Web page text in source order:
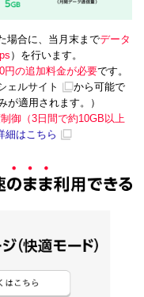
場合に、当月末までデータ
）を行います。
円の追加料金が必要です。
ェルサイト
から可能で
適用されます。）
御（3日間で約10GB以上
細はこちら